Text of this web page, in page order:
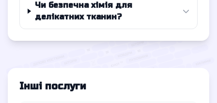
Чи безпечна хімія для
делікатних тканин?
Інші послуги